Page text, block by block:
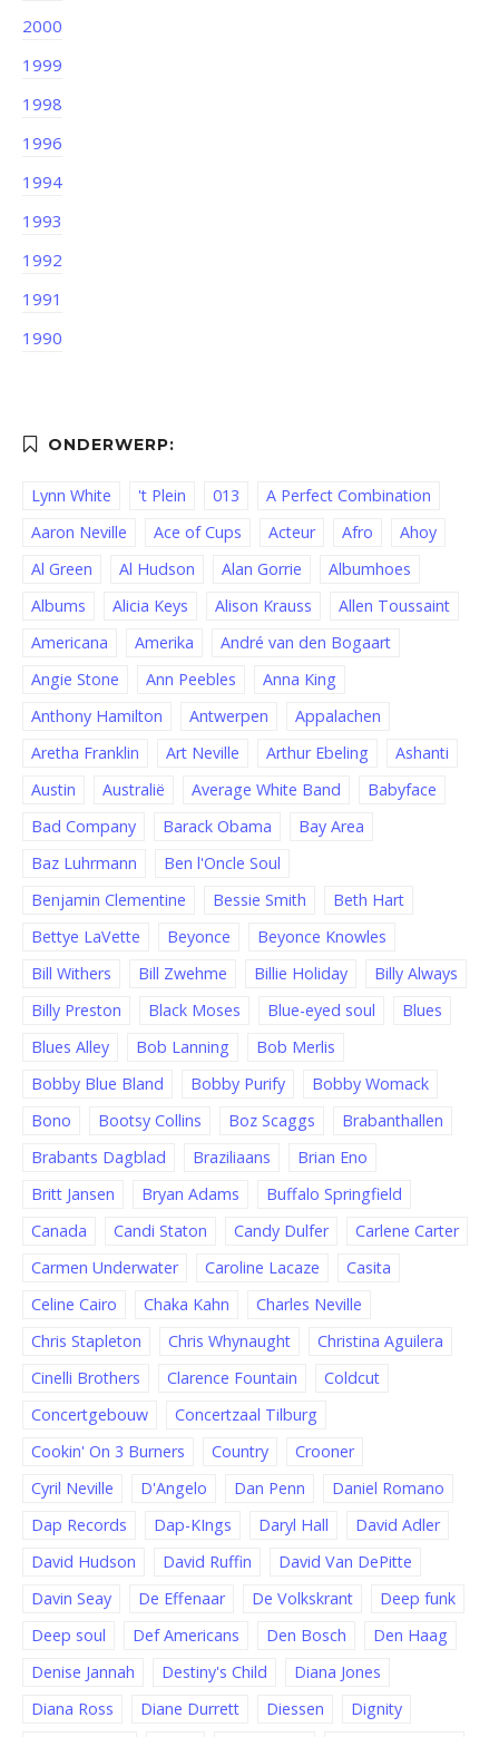
2000
1999
1998
1996
1994
1993
1992
1991
1990
Lynn White 't Plein 013
A Perfect Combination
Aaron Neville
Ace of Cups Acteur Afro
Ahoy
Al Green
Al Hudson Alan Gorrie
Albumhoes
Albums
Alicia Keys Alison Krauss
Allen Toussaint
Americana
Amerika
André van den Bogaart
Angie Stone
Ann Peebles
Anna King
Anthony Hamilton
Antwerpen
Appalachen
Aretha Franklin
Art Neville Arthur Ebeling
Ashanti
Austin
Australië Average White Band
Babyface
Bad Company
Barack Obama
Bay Area
Baz Luhrmann
Ben l'Oncle Soul
Benjamin Clementine
Bessie Smith
Beth Hart
Bettye LaVette
Beyonce
Beyonce Knowles
Bill Withers
Bill Zwehme Billie Holiday
Billy Always
Billy Preston
Black Moses Blue-eyed soul
Blues
Blues Alley
Bob Lanning
Bob Merlis
Bobby Blue Bland
Bobby Purify
Bobby Womack
Bono
Bootsy Collins Boz Scaggs
Brabanthallen
Brabants Dagblad
Braziliaans
Brian Eno
Britt Jansen
Bryan Adams
Buffalo Springfield
Canada
Candi Staton Candy Dulfer
Carlene Carter
Carmen Underwater
Caroline Lacaze
Casita
Celine Cairo
Chaka Kahn
Charles Neville
Chris Stapleton
Chris Whynaught
Christina Aguilera
Cinelli Brothers
Clarence Fountain
Coldcut
Concertgebouw
Concertzaal Tilburg
Cookin' On 3 Burners
Country
Crooner
Cyril Neville
D'Angelo Dan Penn
Daniel Romano
Dap Records
Dap-KIngs Daryl Hall
David Adler
David Hudson
David Ruffin
David Van DePitte
Davin Seay
De Effenaar De Volkskrant
Deep funk
Deep soul
Def Americans Den Bosch
Den Haag
Denise Jannah
Destiny's Child
Diana Jones
Diana Ross
Diane Durrett Diessen
Dignity